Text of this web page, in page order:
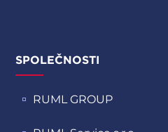
SPOLEČNOSTI
RUML GROUP